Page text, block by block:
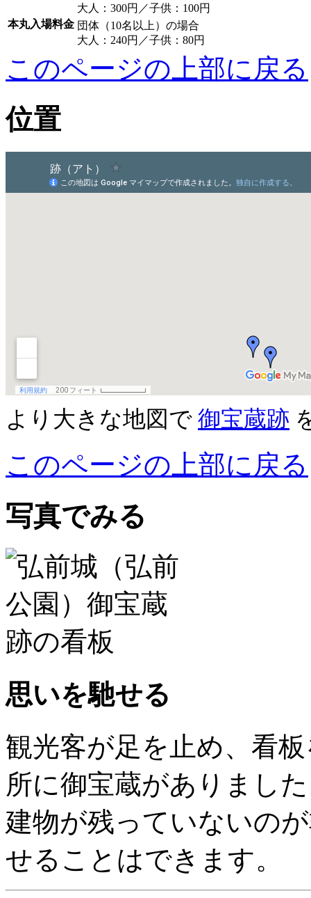
本丸入場料金
大人：300円／子供：100円
団体（10名以上）の場合
大人：240円／子供：80円
このページの上部に戻る
位置
より大きな地図で 御宝蔵跡
このページの上部に戻る
写真でみる
思いを馳せる
観光客が足を止め、看
所に御宝蔵がありまし
建物が残っていないの
せることはできます。